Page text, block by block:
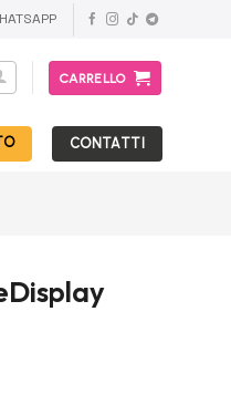
CARRELLO
CONTATTI